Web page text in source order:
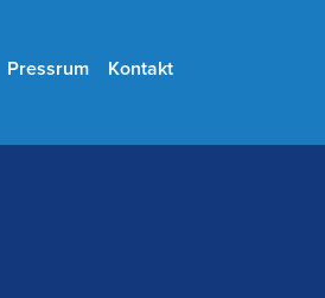
Pressrum Kontakt